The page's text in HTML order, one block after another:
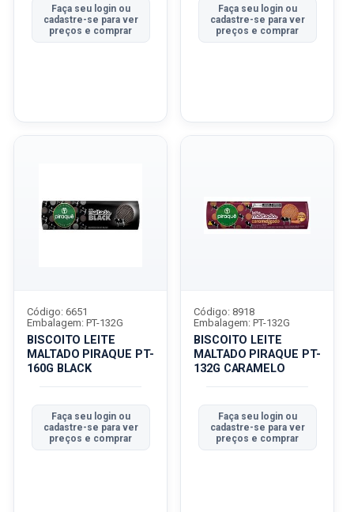
Faça seu login ou
cadastre-se para ver
preços e comprar
Faça seu login ou
cadastre-se para ver
preços e comprar
BISCOITO LEITE
MALTADO PIRAQUE PT-
160G BLACK
Código: 6651
Embalagem: PT-132G
Faça seu login ou
cadastre-se para ver
preços e comprar
BISCOITO LEITE
MALTADO PIRAQUE PT-
132G CARAMELO
Código: 8918
Embalagem: PT-132G
Faça seu login ou
cadastre-se para ver
preços e comprar